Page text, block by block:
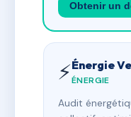
Obtenir un
⚡Énergie
ÉNERGIE
Audit